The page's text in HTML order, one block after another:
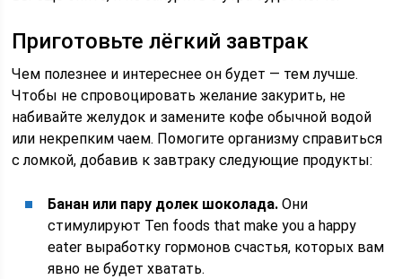
Приготовьте лёгкий завтрак
Чем полезнее и интереснее он будет — тем лучше.
Чтобы не спровоцировать желание закурить, не
набивайте желудок и замените кофе обычной водой
или некрепким чаем. Помогите организму справиться
с ломкой, добавив к завтраку следующие продукты:
Банан или пару долек шоколада. Они
стимулируют Ten foods that make you a happy
eater выработку гормонов счастья, которых вам
явно не будет хватать.